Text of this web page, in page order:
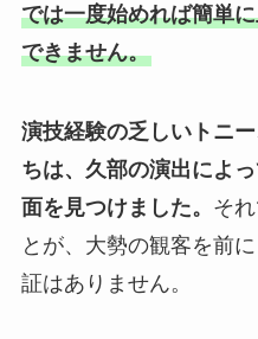
では一度始めれば簡単
できません。
演技経験の乏しいトニ
ちは、久部の演出によ
面を見つけました。 そ
とが、大勢の観客を前
証はありません。